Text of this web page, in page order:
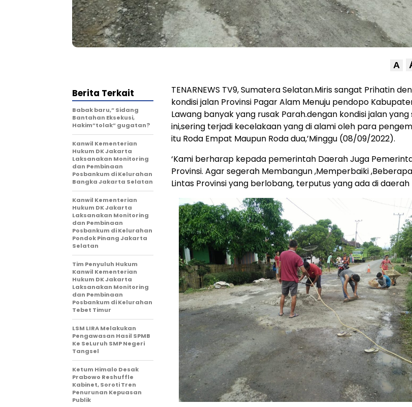
A
TENARNEWS TV9, Sumatera Selatan.Miris sangat Prihatin
kondisi jalan Provinsi Pagar Alam Menuju pendopo
Lawang banyak yang rusak Parah.dengan kondisi jalan
ini,sering terjadi kecelakaan yang di alami oleh para
itu Roda Empat Maupun Roda dua,’Minggu (08/09/2022).
‘Kami berharap kepada pemerintah Daerah Juga
Provinsi. Agar segerah Membangun ,Memperbaiki
Lintas Provinsi yang berlobang, terputus yang ada di daerah
Berita Terkait
Babak baru,” Sidang
Bantahan Eksekusi,
Hakim”tolak” gugatan?
Kanwil Kementerian
Hukum DK Jakarta
Laksanakan Monitoring
dan Pembinaan
Posbankum di Kelurahan
Bangka Jakarta Selatan
Kanwil Kementerian
Hukum DK Jakarta
Laksanakan Monitoring
dan Pembinaan
Posbankum di Kelurahan
Pondok Pinang Jakarta
Selatan
Tim Penyuluh Hukum
Kanwil Kementerian
Hukum DK Jakarta
Laksanakan Monitoring
dan Pembinaan
Posbankum di Kelurahan
Tebet Timur
LSM LIRA Melakukan
Pengawasan Hasil SPMB
Ke SeLuruh SMP Negeri
Tangsel
Ketum Himalo Desak
Prabowo Reshuffle
Kabinet, Soroti Tren
Penurunan Kepuasan
Publik